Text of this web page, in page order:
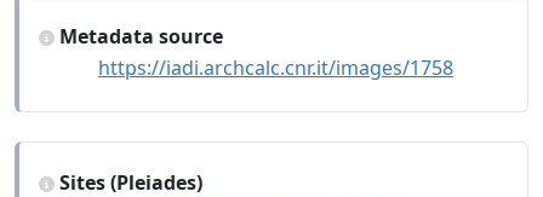
Metadata source
https://iadi.archcalc.cnr.it/images/1758
Sites (Pleiades)